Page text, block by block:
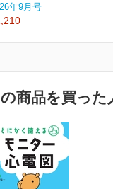
年9月号
商品を買った